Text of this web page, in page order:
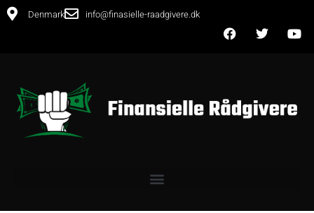
Denmark info@finasielle-raadgivere.dk